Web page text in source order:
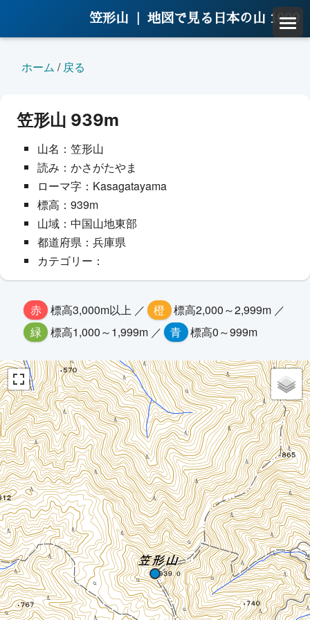
笠形山 | 地図で見る日本の山 1000
ホーム /戻る
笠形山 939m
山名：笠形山
読み：かさがたやま
ローマ字：Kasagatayama
標高：939m
山域：中国山地東部
都道府県：兵庫県
カテゴリー：
赤 標高3,000m以上 ／ 橙
標高2,000～2,999m ／
緑 標高1,000～1,999m ／ 青 標高0～999m